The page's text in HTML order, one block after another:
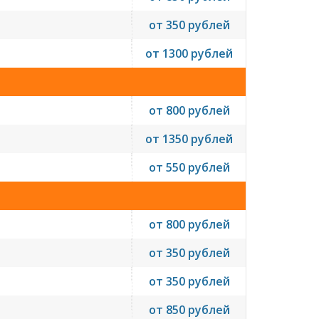
от 350 рублей
от 1300 рублей
от 800 рублей
от 1350 рублей
от 550 рублей
от 800 рублей
от 350 рублей
от 350 рублей
от 850 рублей